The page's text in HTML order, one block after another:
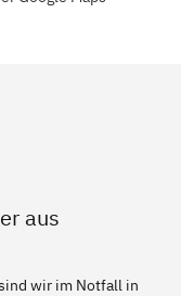
aus
wir im Notfall in